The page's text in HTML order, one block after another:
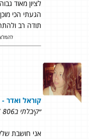
לציון מאוד
הגעתי הכי
תודה רב
קוראל ואדר - 5 יח׳
״קיבלתי ב806 97 וב807 98!״
אני חושבת